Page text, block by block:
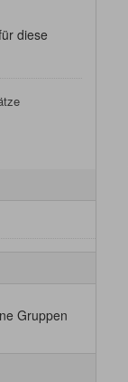
diese
Gruppen